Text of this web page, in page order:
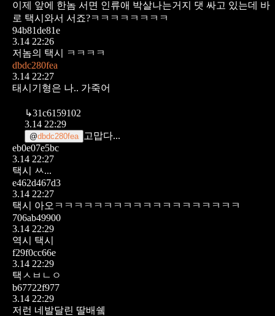
이제 앞에 한놈 서면 인류애 박살나는거지 댓 싸고 있는데 바
로 택시와서 서죠?ㅋㅋㅋㅋㅋㅋㅋㅋ
94b81de81e
3.14 22:26
저놈의 택시 ㅋㅋㅋㅋ
dbdc280fea
3.14 22:27
태시기형은 나.. 가죽어
↳31c6159102
3.14 22:29
@dbdc280fea
고맙다...
eb0e07e5bc
3.14 22:27
택시 ㅆ...
e462d467d3
3.14 22:27
택시 아오ㅋㅋㅋㅋㅋㅋㅋㅋㅋㅋㅋㅋㅋㅋㅋㅋㅋㅋㅋ
706ab49900
3.14 22:29
역시 택시
f29f0cc66e
3.14 22:29
택ㅅㅂㄴㅇ
b67722f977
3.14 22:29
저런 네발달린 딸배쉨